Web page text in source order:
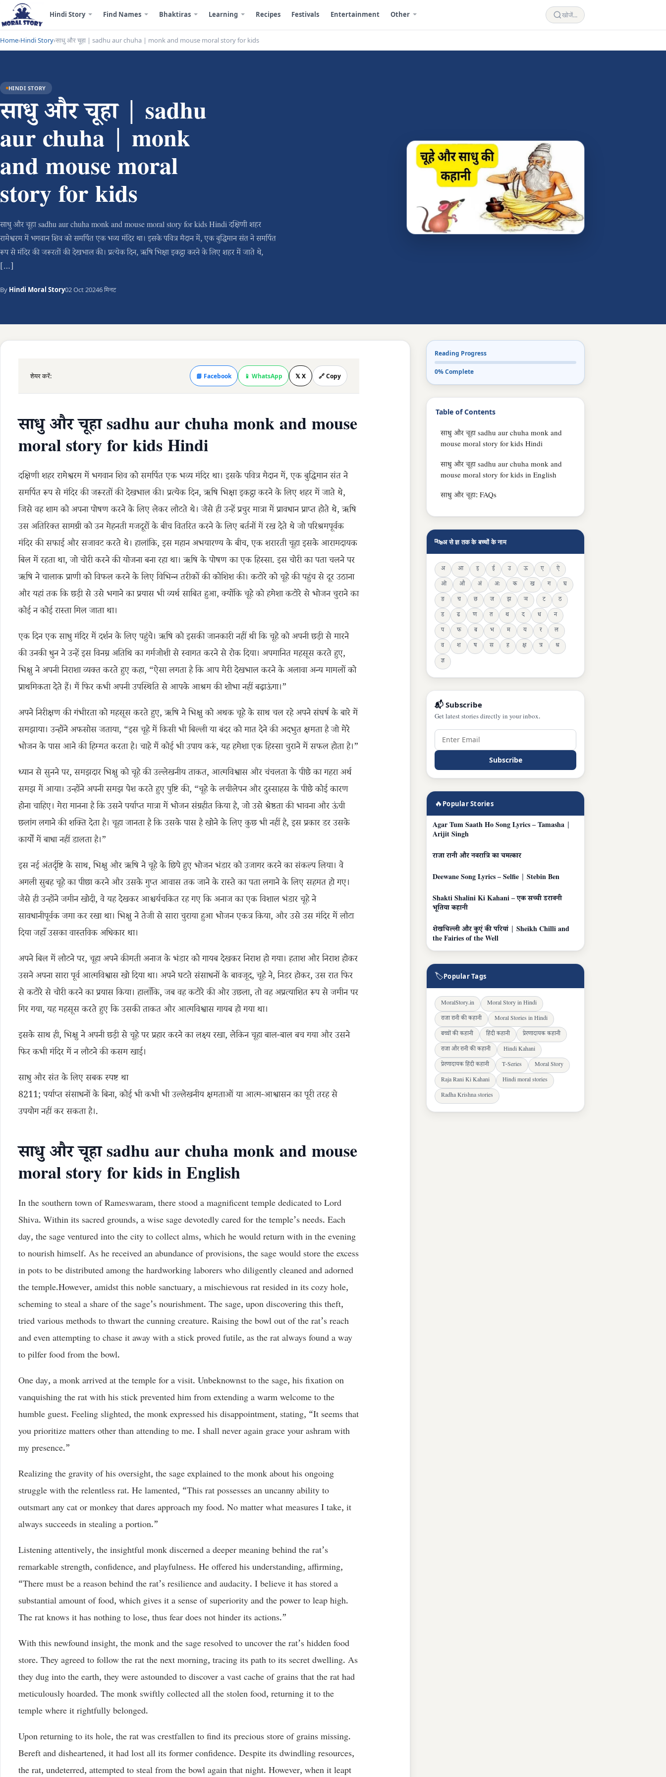
Hindi Story Find Names Bhaktiras Learning Recipes Festivals Entertainment Other खोजें...
Home›Hindi Story›साधु और चूहा | sadhu aur chuha | monk and mouse moral story for kids
HINDI STORY
साधु और चूहा | sadhu
aur chuha | monk
and mouse moral
story for kids
साधु और चूहा sadhu aur chuha monk and mouse moral story for kids Hindi दक्षिणी शहर
रामेश्वरम में भगवान शिव को समर्पित एक भव्य मंदिर था। इसके पवित्र मैदान में, एक बुद्धिमान संत ने समर्पित
रूप से मंदिर की जरूरतों की देखभाल की। प्रत्येक दिन, ऋषि भिक्षा इकट्ठा करने के लिए शहर में जाते थे,
[…]
By Hindi Moral Story02 Oct 20246 मिनट
शेयर करें: 📘 Facebook 📱 WhatsApp 𝕏 X 🔗 Copy
साधु और चूहा sadhu aur chuha monk and mouse
moral story for kids Hindi
दक्षिणी शहर रामेश्वरम में भगवान शिव को समर्पित एक भव्य मंदिर था। इसके पवित्र मैदान में, एक बुद्धिमान संत ने
समर्पित रूप से मंदिर की जरूरतों की देखभाल की। प्रत्येक दिन, ऋषि भिक्षा इकट्ठा करने के लिए शहर में जाते थे,
जिसे वह शाम को अपना पोषण करने के लिए लेकर लौटते थे। जैसे ही उन्हें प्रचुर मात्रा में प्रावधान प्राप्त होते थे, ऋषि
उस अतिरिक्त सामग्री को उन मेहनती मजदूरों के बीच वितरित करने के लिए बर्तनों में रख देते थे जो परिश्रमपूर्वक
मंदिर की सफाई और सजावट करते थे। हालांकि, इस महान अभयारण्य के बीच, एक शरारती चूहा इसके आरामदायक
बिल में रहता था, जो चोरी करने की योजना बना रहा था। ऋषि के पोषण का एक हिस्सा. इस चोरी का पता चलने पर
ऋषि ने चालाक प्राणी को विफल करने के लिए विभिन्न तरीकों की कोशिश की। कटोरे को चूहे की पहुंच से दूर उठाना
और यहां तक कि छड़ी से उसे भगाने का प्रयास भी व्यर्थ साबित हुआ, क्योंकि चूहे को हमेशा कटोरे से भोजन चुराने का
कोई न कोई रास्ता मिल जाता था।
एक दिन एक साधु मंदिर में दर्शन के लिए पहुंचे। ऋषि को इसकी जानकारी नहीं थी कि चूहे को अपनी छड़ी से मारने
की उनकी धुन ने उन्हें इस विनम्र अतिथि का गर्मजोशी से स्वागत करने से रोक दिया। अपमानित महसूस करते हुए,
भिक्षु ने अपनी निराशा व्यक्त करते हुए कहा, “ऐसा लगता है कि आप मेरी देखभाल करने के अलावा अन्य मामलों को
प्राथमिकता देते हैं। मैं फिर कभी अपनी उपस्थिति से आपके आश्रम की शोभा नहीं बढ़ाऊंगा।”
अपने निरीक्षण की गंभीरता को महसूस करते हुए, ऋषि ने भिक्षु को अथक चूहे के साथ चल रहे अपने संघर्ष के बारे में
समझाया। उन्होंने अफसोस जताया, “इस चूहे में किसी भी बिल्ली या बंदर को मात देने की अदभुत क्षमता है जो मेरे
भोजन के पास आने की हिम्मत करता है। चाहे मैं कोई भी उपाय करूं, यह हमेशा एक हिस्सा चुराने में सफल होता है।”
ध्यान से सुनने पर, समझदार भिक्षु को चूहे की उल्लेखनीय ताकत, आत्मविश्वास और चंचलता के पीछे का गहरा अर्थ
समझ में आया। उन्होंने अपनी समझ पेश करते हुए पुष्टि की, “चूहे के लचीलेपन और दुस्साहस के पीछे कोई कारण
होना चाहिए। मेरा मानना ​​है कि उसने पर्याप्त मात्रा में भोजन संग्रहीत किया है, जो उसे श्रेष्ठता की भावना और ऊंची
छलांग लगाने की शक्ति देता है। चूहा जानता है कि उसके पास है खोने के लिए कुछ भी नहीं है, इस प्रकार डर उसके
कार्यों में बाधा नहीं डालता है।”
इस नई अंतर्दृष्टि के साथ, भिक्षु और ऋषि ने चूहे के छिपे हुए भोजन भंडार को उजागर करने का संकल्प लिया। वे
अगली सुबह चूहे का पीछा करने और उसके गुप्त आवास तक जाने के रास्ते का पता लगाने के लिए सहमत हो गए।
जैसे ही उन्होंने जमीन खोदी, वे यह देखकर आश्चर्यचकित रह गए कि अनाज का एक विशाल भंडार चूहे ने
सावधानीपूर्वक जमा कर रखा था। भिक्षु ने तेजी से सारा चुराया हुआ भोजन एकत्र किया, और उसे उस मंदिर में लौटा
दिया जहाँ उसका वास्तविक अधिकार था।
अपने बिल में लौटने पर, चूहा अपने कीमती अनाज के भंडार को गायब देखकर निराश हो गया। हताश और निराश होकर
उसने अपना सारा पूर्व आत्मविश्वास खो दिया था। अपने घटते संसाधनों के बावजूद, चूहे ने, निडर होकर, उस रात फिर
से कटोरे से चोरी करने का प्रयास किया। हालाँकि, जब वह कटोरे की ओर उछला, तो वह अप्रत्याशित रूप से जमीन पर
गिर गया, यह महसूस करते हुए कि उसकी ताकत और आत्मविश्वास गायब हो गया था।
इसके साथ ही, भिक्षु ने अपनी छड़ी से चूहे पर प्रहार करने का लक्ष्य रखा, लेकिन चूहा बाल-बाल बच गया और उसने
फिर कभी मंदिर में न लौटने की कसम खाई।
साधु और संत के लिए सबक स्पष्ट था
8211; पर्याप्त संसाधनों के बिना, कोई भी कभी भी उल्लेखनीय क्षमताओं या आत्म-आश्वासन का पूरी तरह से
उपयोग नहीं कर सकता है।.
साधु और चूहा sadhu aur chuha monk and mouse
moral story for kids in English
In the southern town of Rameswaram, there stood a magnificent temple dedicated to Lord
Shiva. Within its sacred grounds, a wise sage devotedly cared for the temple’s needs. Each
day, the sage ventured into the city to collect alms, which he would return with in the evening
to nourish himself. As he received an abundance of provisions, the sage would store the excess
in pots to be distributed among the hardworking laborers who diligently cleaned and adorned
the temple.However, amidst this noble sanctuary, a mischievous rat resided in its cozy hole,
scheming to steal a share of the sage’s nourishment. The sage, upon discovering this theft,
tried various methods to thwart the cunning creature. Raising the bowl out of the rat’s reach
and even attempting to chase it away with a stick proved futile, as the rat always found a way
to pilfer food from the bowl.
One day, a monk arrived at the temple for a visit. Unbeknownst to the sage, his fixation on
vanquishing the rat with his stick prevented him from extending a warm welcome to the
humble guest. Feeling slighted, the monk expressed his disappointment, stating, “It seems that
you prioritize matters other than attending to me. I shall never again grace your ashram with
my presence.”
Realizing the gravity of his oversight, the sage explained to the monk about his ongoing
struggle with the relentless rat. He lamented, “This rat possesses an uncanny ability to
outsmart any cat or monkey that dares approach my food. No matter what measures I take, it
always succeeds in stealing a portion.”
Listening attentively, the insightful monk discerned a deeper meaning behind the rat’s
remarkable strength, confidence, and playfulness. He offered his understanding, affirming,
“There must be a reason behind the rat’s resilience and audacity. I believe it has stored a
substantial amount of food, which gives it a sense of superiority and the power to leap high.
The rat knows it has nothing to lose, thus fear does not hinder its actions.”
With this newfound insight, the monk and the sage resolved to uncover the rat’s hidden food
store. They agreed to follow the rat the next morning, tracing its path to its secret dwelling. As
they dug into the earth, they were astounded to discover a vast cache of grains that the rat had
meticulously hoarded. The monk swiftly collected all the stolen food, returning it to the
temple where it rightfully belonged.
Upon returning to its hole, the rat was crestfallen to find its precious store of grains missing.
Bereft and disheartened, it had lost all its former confidence. Despite its dwindling resources,
the rat, undeterred, attempted to steal from the bowl again that night. However, when it leapt
Reading Progress
0% Complete
Table of Contents
साधु और चूहा sadhu aur chuha monk and
mouse moral story for kids Hindi
साधु और चूहा sadhu aur chuha monk and
mouse moral story for kids in English
साधु और चूहा: FAQs
🔤अ से ज्ञ तक के बच्चों के नाम
अ आ इ ई उ ऊ ए
ऐ
ओ
औ अं अः क ख ग
घ
ङ
च छ ज झ ञ ट
ठ
ड
ढ ण त थ द ध
न
प
फ ब भ म य र
ल
व
श ष स ह क्ष त्र
श्र
ज्ञ
📬 Subscribe
Get latest stories directly in your inbox.
Subscribe
🔥 Popular Stories
Agar Tum Saath Ho Song Lyrics – Tamasha |
Arijit Singh
राजा रानी और नवरात्रि का चमत्कार
Deewane Song Lyrics – Selfie | Stebin Ben
Shakti Shalini Ki Kahani – एक सच्ची डरावनी
भूतिया कहानी
शेखचिल्ली और कुएं की परियां | Sheikh Chilli and
the Fairies of the Well
🏷Popular Tags
MoralStory.in
Moral Story in Hindi
राजा रानी की कहानी
Moral Stories in Hindi
बच्चों की कहानी
हिंदी कहानी
प्रेरणादायक कहानी
राजा और रानी की कहानी
Hindi Kahani
प्रेरणादायक हिंदी कहानी
T-Series
Moral Story
Raja Rani Ki Kahani
Hindi moral stories
Radha Krishna stories